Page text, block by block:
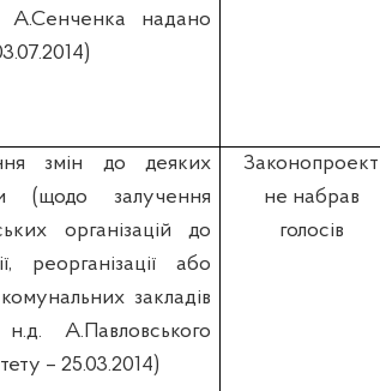
А.Сенченка надано
змін до деяких
(щодо залучення
організацій до
реорганізації або
закладів
А.Павловського
– 25.03.2014)
Законопроект
не набрав
голосів